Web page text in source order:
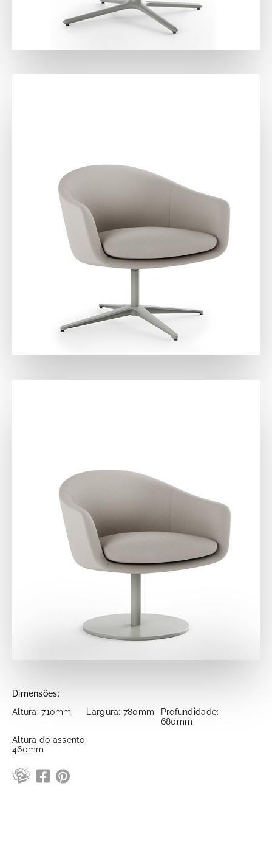
Dimensões:
Altura: 710mm
Largura: 780mm
Profundidade:
680mm
Altura do assento:
460mm